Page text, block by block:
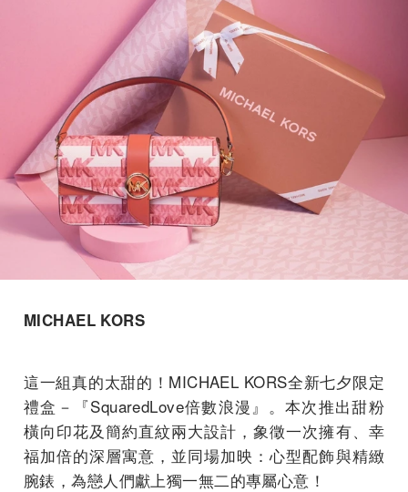
MICHAEL KORS
這一組真的太甜的！MICHAEL KORS全新七夕限定
禮盒－『SquaredLove倍數浪漫』。本次推出甜粉
橫向印花及簡約直紋兩大設計，象徵一次擁有、幸
福加倍的深層寓意，並同場加映：心型配飾與精緻
腕錶，為戀人們獻上獨一無二的專屬心意！